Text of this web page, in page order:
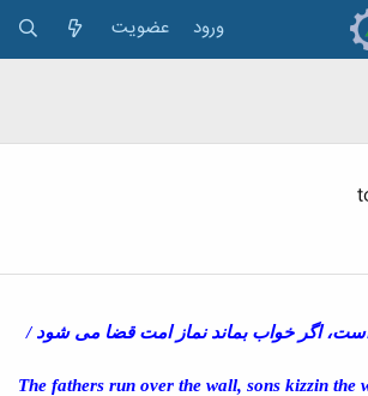
ورود عضویت
اگر خواب بماند نماز امت قضا می شود /
The fathers run over the wall, sons kizzin the